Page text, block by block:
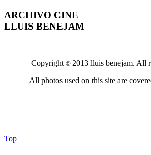
ARCHIVO CINE
LLUIS BENEJAM
Copyright © 2013 lluis benejam. All
All photos used on this site are
Top